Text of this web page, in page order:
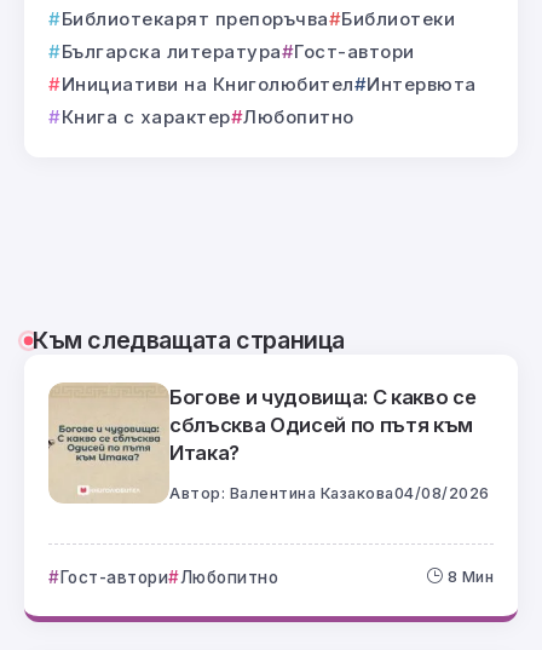
Библиотекарят препоръчва
Библиотеки
Българска литература
Гост-автори
Инициативи на Книголюбител
Интервюта
Книга с характер Любопитно
Към следващата страница
Богове и чудовища: С какво се
сблъсква Одисей по пътя към
Итака?
Автор: Валентина Казакова04/08/2026
Гост-автори Любопитно 8 Мин